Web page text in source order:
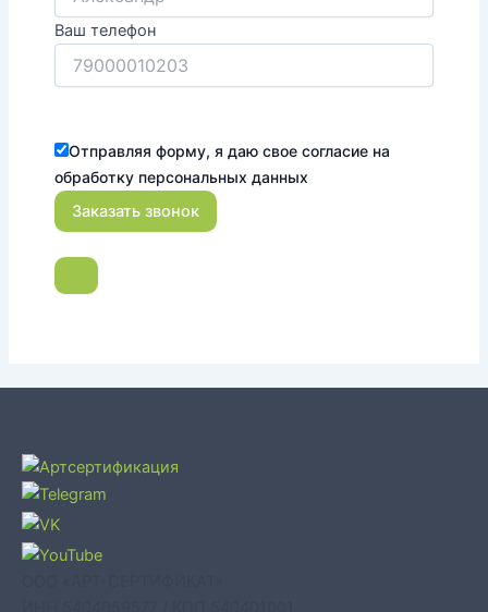
Ваш телефон
Отправляя форму, я даю свое согласие на
обработку персональных данных